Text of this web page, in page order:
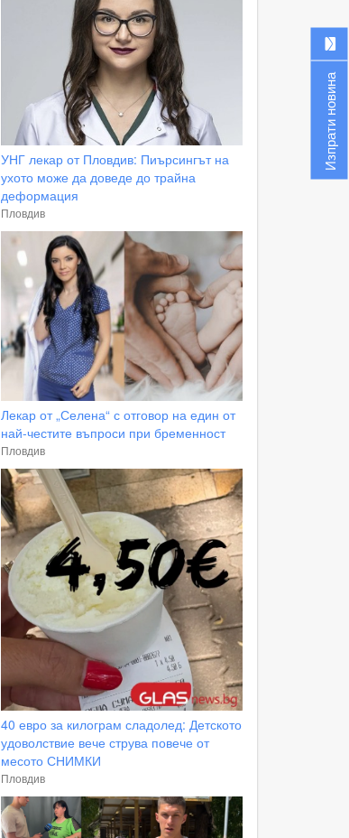
УНГ лекар от Пловдив: Пиърсингът на
ухото може да доведе до трайна
деформация
Пловдив
Лекар от „Селена“ с отговор на един от
най-честите въпроси при бременност
Пловдив
40 евро за килограм сладолед: Детското
удоволствие вече струва повече от
месото СНИМКИ
Пловдив
Изпрати новина